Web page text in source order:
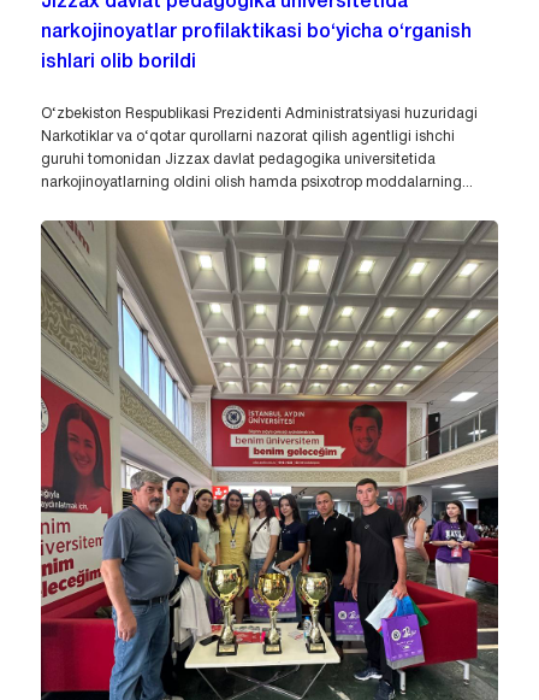
narkojinoyatlar profilaktikasi bo‘yicha o‘rganish
ishlari olib borildi
O‘zbekiston Respublikasi Prezidenti Administratsiyasi huzuridagi
Narkotiklar va o‘qotar qurollarni nazorat qilish agentligi ishchi
guruhi tomonidan Jizzax davlat pedagogika universitetida
narkojinoyatlarning oldini olish hamda psixotrop moddalarning...